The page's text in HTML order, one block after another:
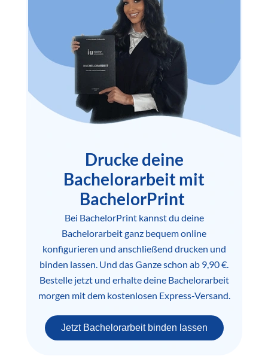
Drucke deine
Bachelorarbeit mit
BachelorPrint
Bei BachelorPrint kannst du deine
Bachelorarbeit ganz bequem online
konfigurieren und anschließend drucken und
binden lassen. Und das Ganze schon ab 9,90 €.
Bestelle jetzt und erhalte deine Bachelorarbeit
morgen mit dem kostenlosen Express-Versand.
Jetzt Bachelorarbeit binden lassen